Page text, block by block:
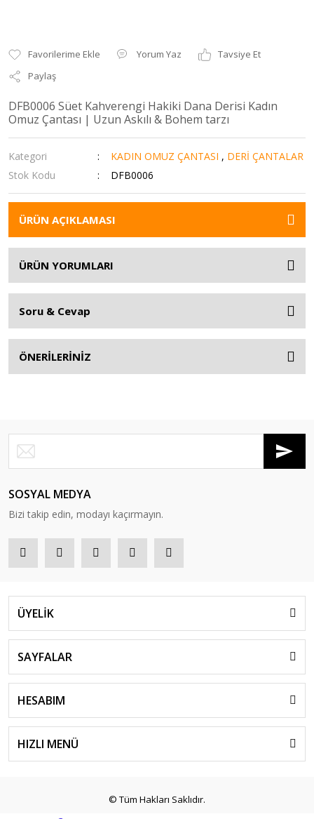
Yorum Yaz
Tavsiye Et
Paylaş
DFB0006 Süet Kahverengi Hakiki Dana Derisi Kadın
Omuz Çantası | Uzun Askılı & Bohem tarzı
Kategori KADIN OMUZ ÇANTASI , DERİ ÇANTALAR
Stok Kodu
DFB0006
ÜRÜN AÇIKLAMASI
ÜRÜN YORUMLARI
Soru & Cevap
ÖNERİLERİNİZ
SOSYAL MEDYA
Bizi takip edin, modayı kaçırmayın.
ÜYELİK
SAYFALAR
HESABIM
HIZLI MENÜ
© Tüm Hakları Saklıdır.